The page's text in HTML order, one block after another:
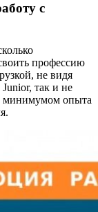
с
профессию
не видя
так и не
минимумом опыта